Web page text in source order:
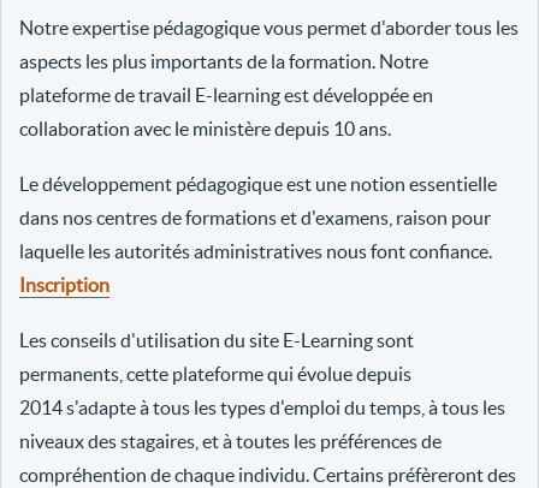
Notre expertise pédagogique vous permet d'aborder tous les
aspects les plus importants de la formation. Notre
plateforme de travail E-learning est développée en
collaboration avec le ministère depuis 10 ans.
Le développement pédagogique est une notion essentielle
dans nos centres de formations et d'examens, raison pour
laquelle les autorités administratives nous font confiance.
Inscription
Les conseils d'utilisation du site E-Learning sont
permanents, cette plateforme qui évolue depuis
2014 s'adapte à tous les types d'emploi du temps, à tous les
niveaux des stagaires, et à toutes les préférences de
compréhention de chaque individu. Certains préfèreront des